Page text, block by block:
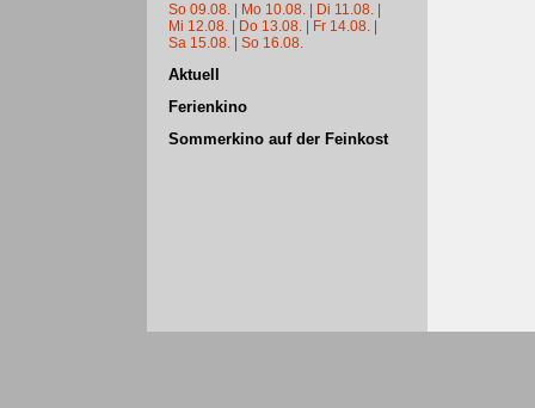
So 09.08. | Mo 10.08. | Di 11.08. |
Mi 12.08. | Do 13.08. | Fr 14.08. |
Sa 15.08. |So 16.08.
Aktuell
Ferienkino
Sommerkino auf der Feinkost